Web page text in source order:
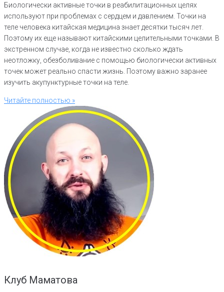
Биологически активные точки в реабилитационных целях
используют при проблемах с сердцем и давлением. Точки на
теле человека китайская медицина знает десятки тысяч лет.
Поэтому их еще называют китайскими целительными точками. В
экстренном случае, когда не известно сколько ждать
неотложку, обезболивание с помощью биологически активных
точек может реально спасти жизнь. Поэтому важно заранее
изучить акупунктурные точки на теле.
Читайте полностью »
Клуб Маматова